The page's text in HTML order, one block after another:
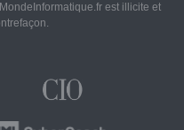
est illicite et